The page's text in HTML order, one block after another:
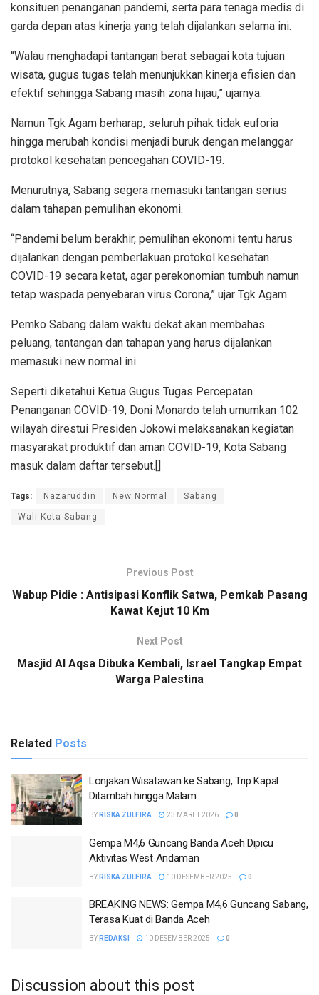
konsituen penanganan pandemi, serta para tenaga medis di
garda depan atas kinerja yang telah dijalankan selama ini.
“Walau menghadapi tantangan berat sebagai kota tujuan
wisata, gugus tugas telah menunjukkan kinerja efisien dan
efektif sehingga Sabang masih zona hijau,” ujarnya.
Namun Tgk Agam berharap, seluruh pihak tidak euforia
hingga merubah kondisi menjadi buruk dengan melanggar
protokol kesehatan pencegahan COVID-19.
Menurutnya, Sabang segera memasuki tantangan serius
dalam tahapan pemulihan ekonomi.
“Pandemi belum berakhir, pemulihan ekonomi tentu harus
dijalankan dengan pemberlakuan protokol kesehatan
COVID-19 secara ketat, agar perekonomian tumbuh namun
tetap waspada penyebaran virus Corona,” ujar Tgk Agam.
Pemko Sabang dalam waktu dekat akan membahas
peluang, tantangan dan tahapan yang harus dijalankan
memasuki new normal ini.
Seperti diketahui Ketua Gugus Tugas Percepatan
Penanganan COVID-19, Doni Monardo telah umumkan 102
wilayah direstui Presiden Jokowi melaksanakan kegiatan
masyarakat produktif dan aman COVID-19, Kota Sabang
masuk dalam daftar tersebut.[]
Tags: Nazaruddin New Normal Sabang
Wali Kota Sabang
Previous Post
Wabup Pidie : Antisipasi Konflik Satwa, Pemkab Pasang
Kawat Kejut 10 Km
Next Post
Masjid Al Aqsa Dibuka Kembali, Israel Tangkap Empat
Warga Palestina
Related Posts
Lonjakan Wisatawan ke Sabang, Trip Kapal
Ditambah hingga Malam
BY RISKA ZULFIRA 23 MARET 2026 0
Gempa M4,6 Guncang Banda Aceh Dipicu
Aktivitas West Andaman
BY RISKA ZULFIRA 10 DESEMBER 2025 0
BREAKING NEWS: Gempa M4,6 Guncang Sabang,
Terasa Kuat di Banda Aceh
BY REDAKSI 10 DESEMBER 2025 0
Discussion about this post